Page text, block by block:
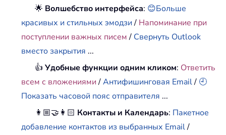
🌟 Волшебство интерфейса: 😊Больше
красивых и стильных эмодзи/ Напоминание при
поступлении важных писем/ Свернуть Outlook
вместо закрытия ...
👍Удобные функции одним кликом: Ответить
всем с вложениями /Антифишинговая Email/ 🕘
Показать часовой пояс отправителя ...
👩🏼‍🤝‍👩🏻 Контакты и Календарь: Пакетное
добавление контактов из выбранных Email/